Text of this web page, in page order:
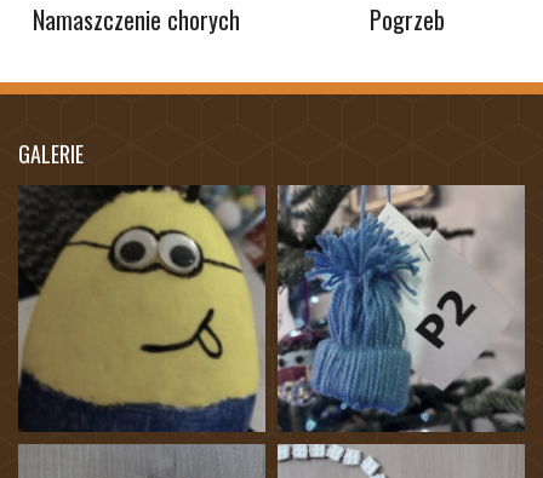
Namaszczenie chorych Pogrzeb
GALERIE